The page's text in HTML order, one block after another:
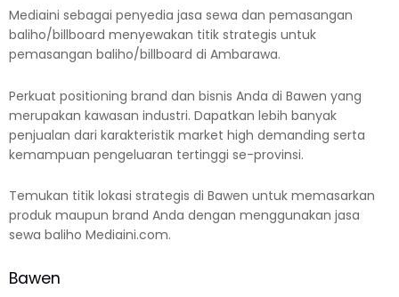
Mediaini sebagai penyedia jasa sewa dan pemasangan
baliho/billboard menyewakan titik strategis untuk
pemasangan baliho/billboard di Ambarawa.
Perkuat positioning brand dan bisnis Anda di Bawen yang
merupakan kawasan industri. Dapatkan lebih banyak
penjualan dari karakteristik market high demanding serta
kemampuan pengeluaran tertinggi se-provinsi.
Temukan titik lokasi strategis di Bawen untuk memasarkan
produk maupun brand Anda dengan menggunakan jasa
sewa baliho Mediaini.com.
Bawen